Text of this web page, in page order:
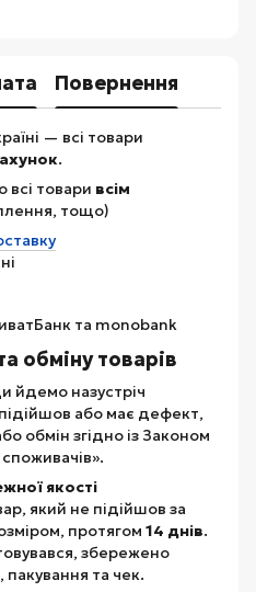
Повернення
— всі товари
.
товари всім
тощо)
та monobank
обміну товарів
йдемо назустріч
або має дефект,
обмін згідно із Законом
якості
який не підійшов за
протягом 14 днів.
збережено
та чек.